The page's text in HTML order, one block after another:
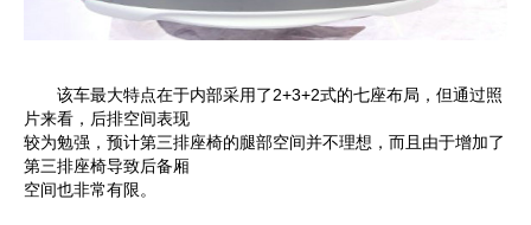
该车最大特点在于内部采用了2+3+2式的七座布局，但通过照
片来看，后排空间表现
较为勉强，预计第三排座椅的腿部空间并不理想，而且由于增加了
第三排座椅导致后备厢
空间也非常有限。